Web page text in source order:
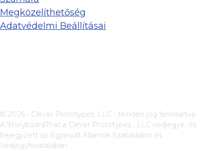
Megközelíthetőség
Adatvédelmi Beállításai
© 2026 - Clever Prototypes, LLC - Minden jog fenntartva.
A StoryboardThat a Clever Prototypes , LLC védjegye, és
bejegyzett az Egyesült Államok Szabadalmi és
Védjegyhivatalában